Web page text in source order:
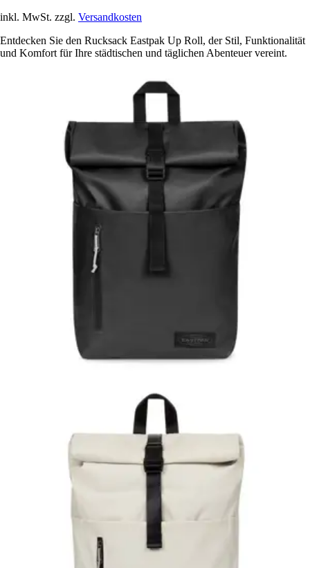
inkl. MwSt. zzgl. Versandkosten
Entdecken Sie den Rucksack Eastpak Up Roll, der Stil, Funktionalität
und Komfort für Ihre städtischen und täglichen Abenteuer vereint.